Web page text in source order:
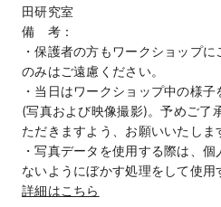
田研究室
備 考：
・保護者の方もワークショップ
のみはご遠慮ください。
・当日はワークショップ中の様
(写真および映像撮影)。予めご了
ただきますよう、お願いいたしま
・写真データを使⽤する際は、
ないようにぼかす処理をして使⽤
詳細はこちら